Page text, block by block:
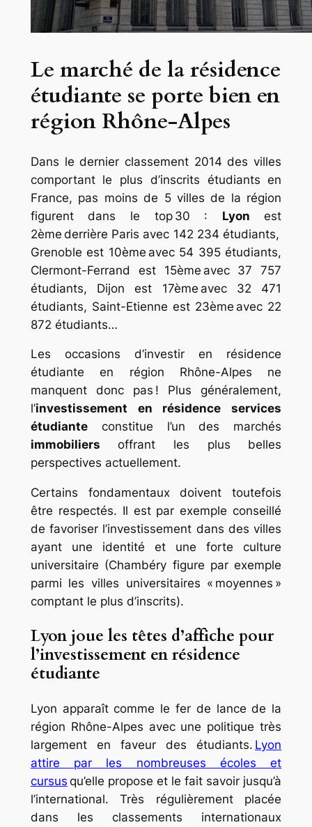
Le marché de la résidence
étudiante se porte bien en
région Rhône-Alpes
Dans le dernier classement 2014 des villes
comportant le plus d’inscrits étudiants en
France, pas moins de 5 villes de la région
figurent dans le top 30 : Lyon est
2ème derrière Paris avec 142 234 étudiants,
Grenoble est 10ème avec 54 395 étudiants,
Clermont-Ferrand est 15ème avec 37 757
étudiants, Dijon est 17ème avec 32 471
étudiants, Saint-Etienne est 23ème avec 22
872 étudiants…
Les occasions d’investir en résidence
étudiante en région Rhône-Alpes ne
manquent donc pas ! Plus généralement,
l’investissement en résidence services
étudianteconstitue l’un des marchés
immobiliers offrant les plus belles
perspectives actuellement.
Certains fondamentaux doivent toutefois
être respectés. Il est par exemple conseillé
de favoriser l’investissement dans des villes
ayant une identité et une forte culture
universitaire (Chambéry figure par exemple
parmi les villes universitaires « moyennes »
comptant le plus d’inscrits).
Lyon joue les têtes d’affiche pour
l’investissement en résidence
étudiante
Lyon apparaît comme le fer de lance de la
région Rhône-Alpes avec une politique très
largement en faveur des étudiants. Lyon
attire par les nombreuses écoles et
cursus qu’elle propose et le fait savoir jusqu’à
l’international. Très régulièrement placée
dans les classements internationaux